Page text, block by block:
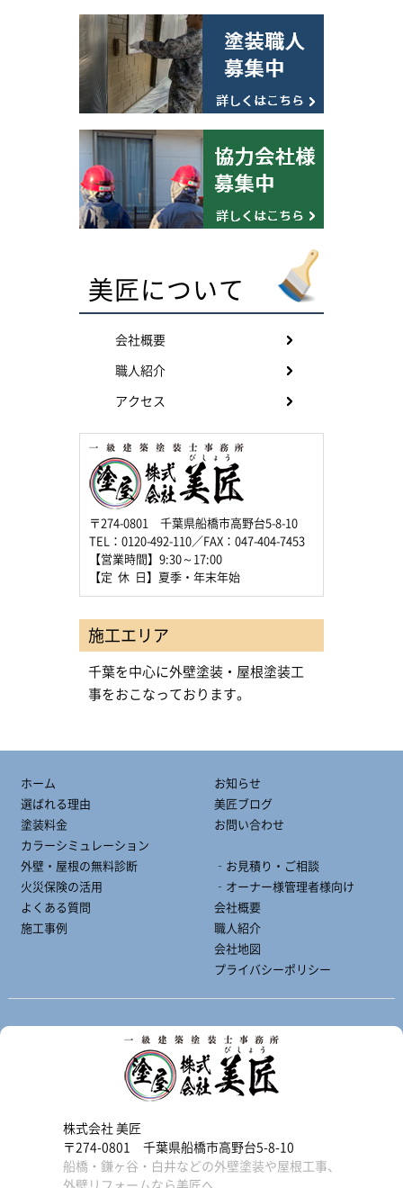
美匠について
会社概要
職人紹介
アクセス
〒274-0801 千葉県船橋市高野台5-8-10
TEL：0120-492-110／FAX：047-404-7453
【営業時間】9:30～17:00
【定 休 日】夏季・年末年始
施工エリア
千葉を中心に外壁塗装・屋根塗装工
事をおこなっております。
ホーム
選ばれる理由
塗装料金
カラーシミュレーション
外壁・屋根の無料診断
火災保険の活用
よくある質問
施工事例
お知らせ
美匠ブログ
お問い合わせ
‐お見積り・ご相談
‐オーナー様管理者様向け
会社概要
職人紹介
会社地図
プライバシーポリシー
株式会社 美匠
〒274-0801 千葉県船橋市高野台5-8-10
船橋・鎌ヶ谷・白井などの外壁塗装や屋根工事、